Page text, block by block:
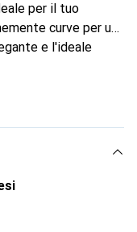
per il tuo
curve per una
e l'ideale
i suoi prodotti di